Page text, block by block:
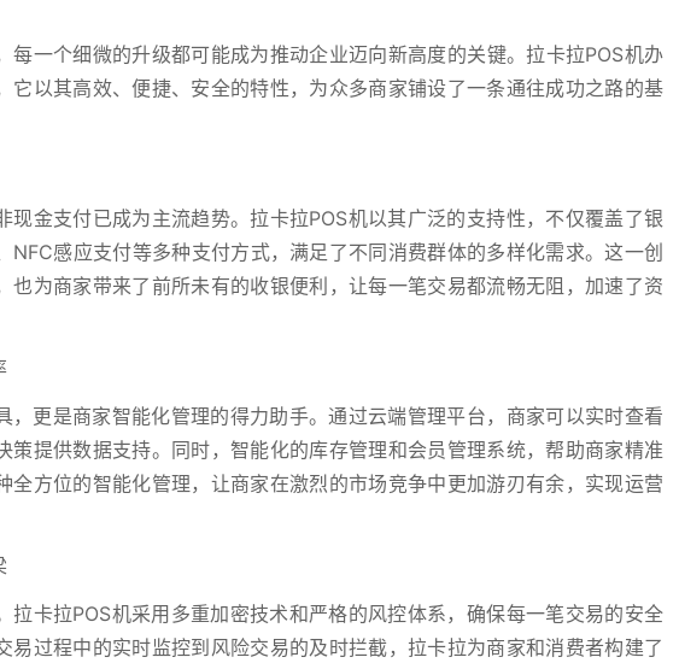
每一个细微的升级都可能成为推动企业迈向新高度的关键。拉卡拉POS机办
它以其高效、便捷、安全的特性，为众多商家铺设了一条通往成功之路的基
现金支付已成为主流趋势。拉卡拉POS机以其广泛的支持性，不仅覆盖了银
NFC感应支付等多种支付方式，满足了不同消费群体的多样化需求。这一创
也为商家带来了前所未有的收银便利，让每一笔交易都流畅无阻，加速了资
，更是商家智能化管理的得力助手。通过云端管理平台，商家可以实时查看
策提供数据支持。同时，智能化的库存管理和会员管理系统，帮助商家精准
全方位的智能化管理，让商家在激烈的市场竞争中更加游刃有余，实现运营
拉卡拉POS机采用多重加密技术和严格的风控体系，确保每一笔交易的安全
易过程中的实时监控到风险交易的及时拦截，拉卡拉为商家和消费者构建了